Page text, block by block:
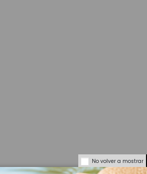
No volver a mostrar